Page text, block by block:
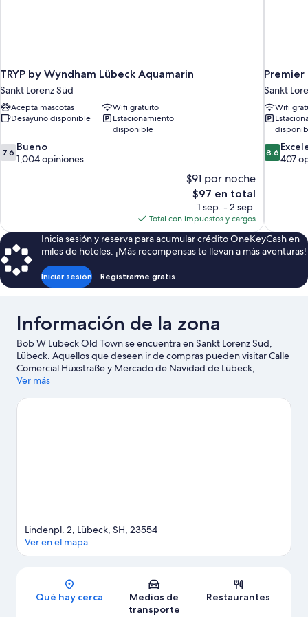
TRYP by Wyndham Lübeck Aquamarin
Sankt Lorenz Süd
Acepta mascotas
Wifi gratuito
Desayuno disponible
Estacionamiento
disponible
7.6
de
7.6 Bueno
1,004 opiniones
$91 por noche
El
precio
actual
es
de
$97
$97 en total
1 sep. - 2 sep.
Total con impuestos y cargos
Premier
Sankt
Wifi
8.6
de
8.6
407
Inicia sesión y reserva para acumular crédito OneKeyCash en
miles de hoteles. ¡Más recompensas te llevan a más aventuras!
Iniciar sesión Registrarme gratis
Información de la zona
Bob W Lübeck Old Town se encuentra en Sankt Lorenz Süd,
Lübeck. Aquellos que deseen ir de compras pueden visitar Calle
Comercial Hüxstraße y Mercado de Navidad de Lübeck,
mientras que quienes quieran apreciar la belleza natural del área
Dummersdorfer Ufer. También vale la pena conocer Music and
Ver más
Sección del mapa
Lindenpl. 2, Lübeck, SH, 23554
Ver en el mapa
Qué hay cerca
Medios de
transporte
Restaurantes